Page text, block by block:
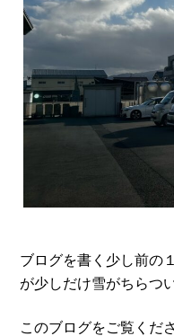
ブログを書く少し前の
が少しだけ雪がちらつ
このブログをご覧くだ